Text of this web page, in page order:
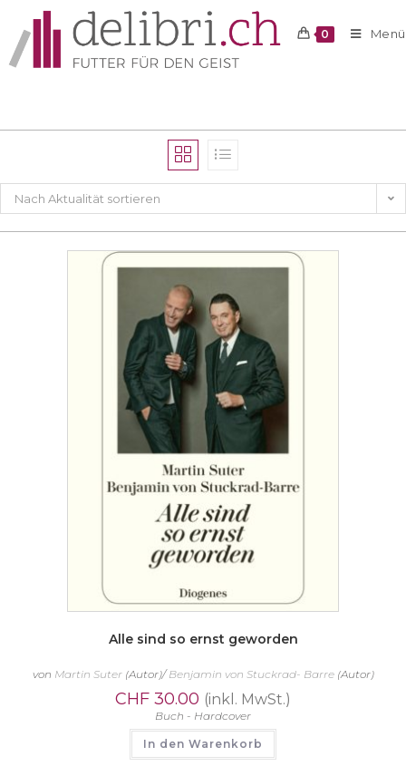
0 Menü
Nach Aktualität sortieren
Alle sind so ernst geworden
von Martin Suter(Autor)/Benjamin von Stuckrad- Barre(Autor)
CHF 30.00 (inkl. MwSt.)
Buch - Hardcover
In den Warenkorb